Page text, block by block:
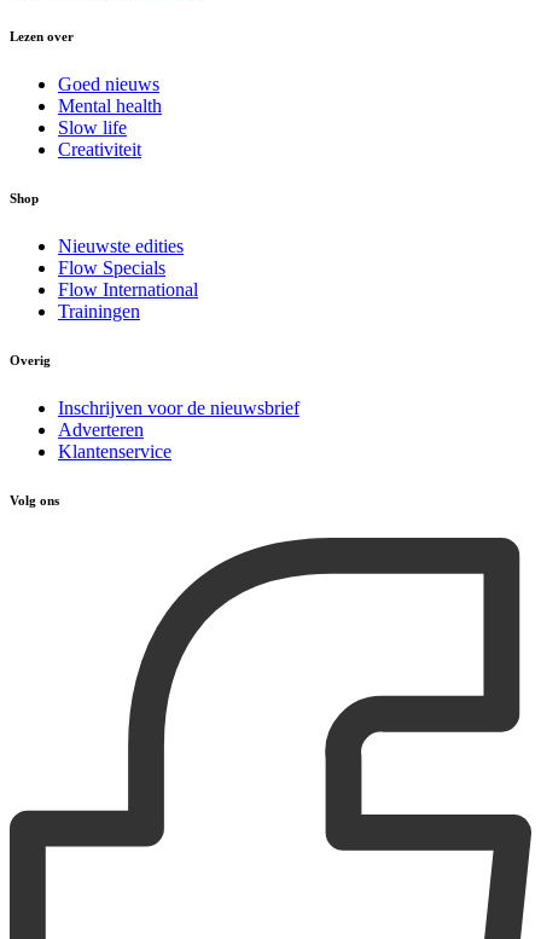
Lezen over
Goed nieuws
Mental health
Slow life
Creativiteit
Shop
Nieuwste edities
Flow Specials
Flow International
Trainingen
Overig
Inschrijven voor de nieuwsbrief
Adverteren
Klantenservice
Volg ons